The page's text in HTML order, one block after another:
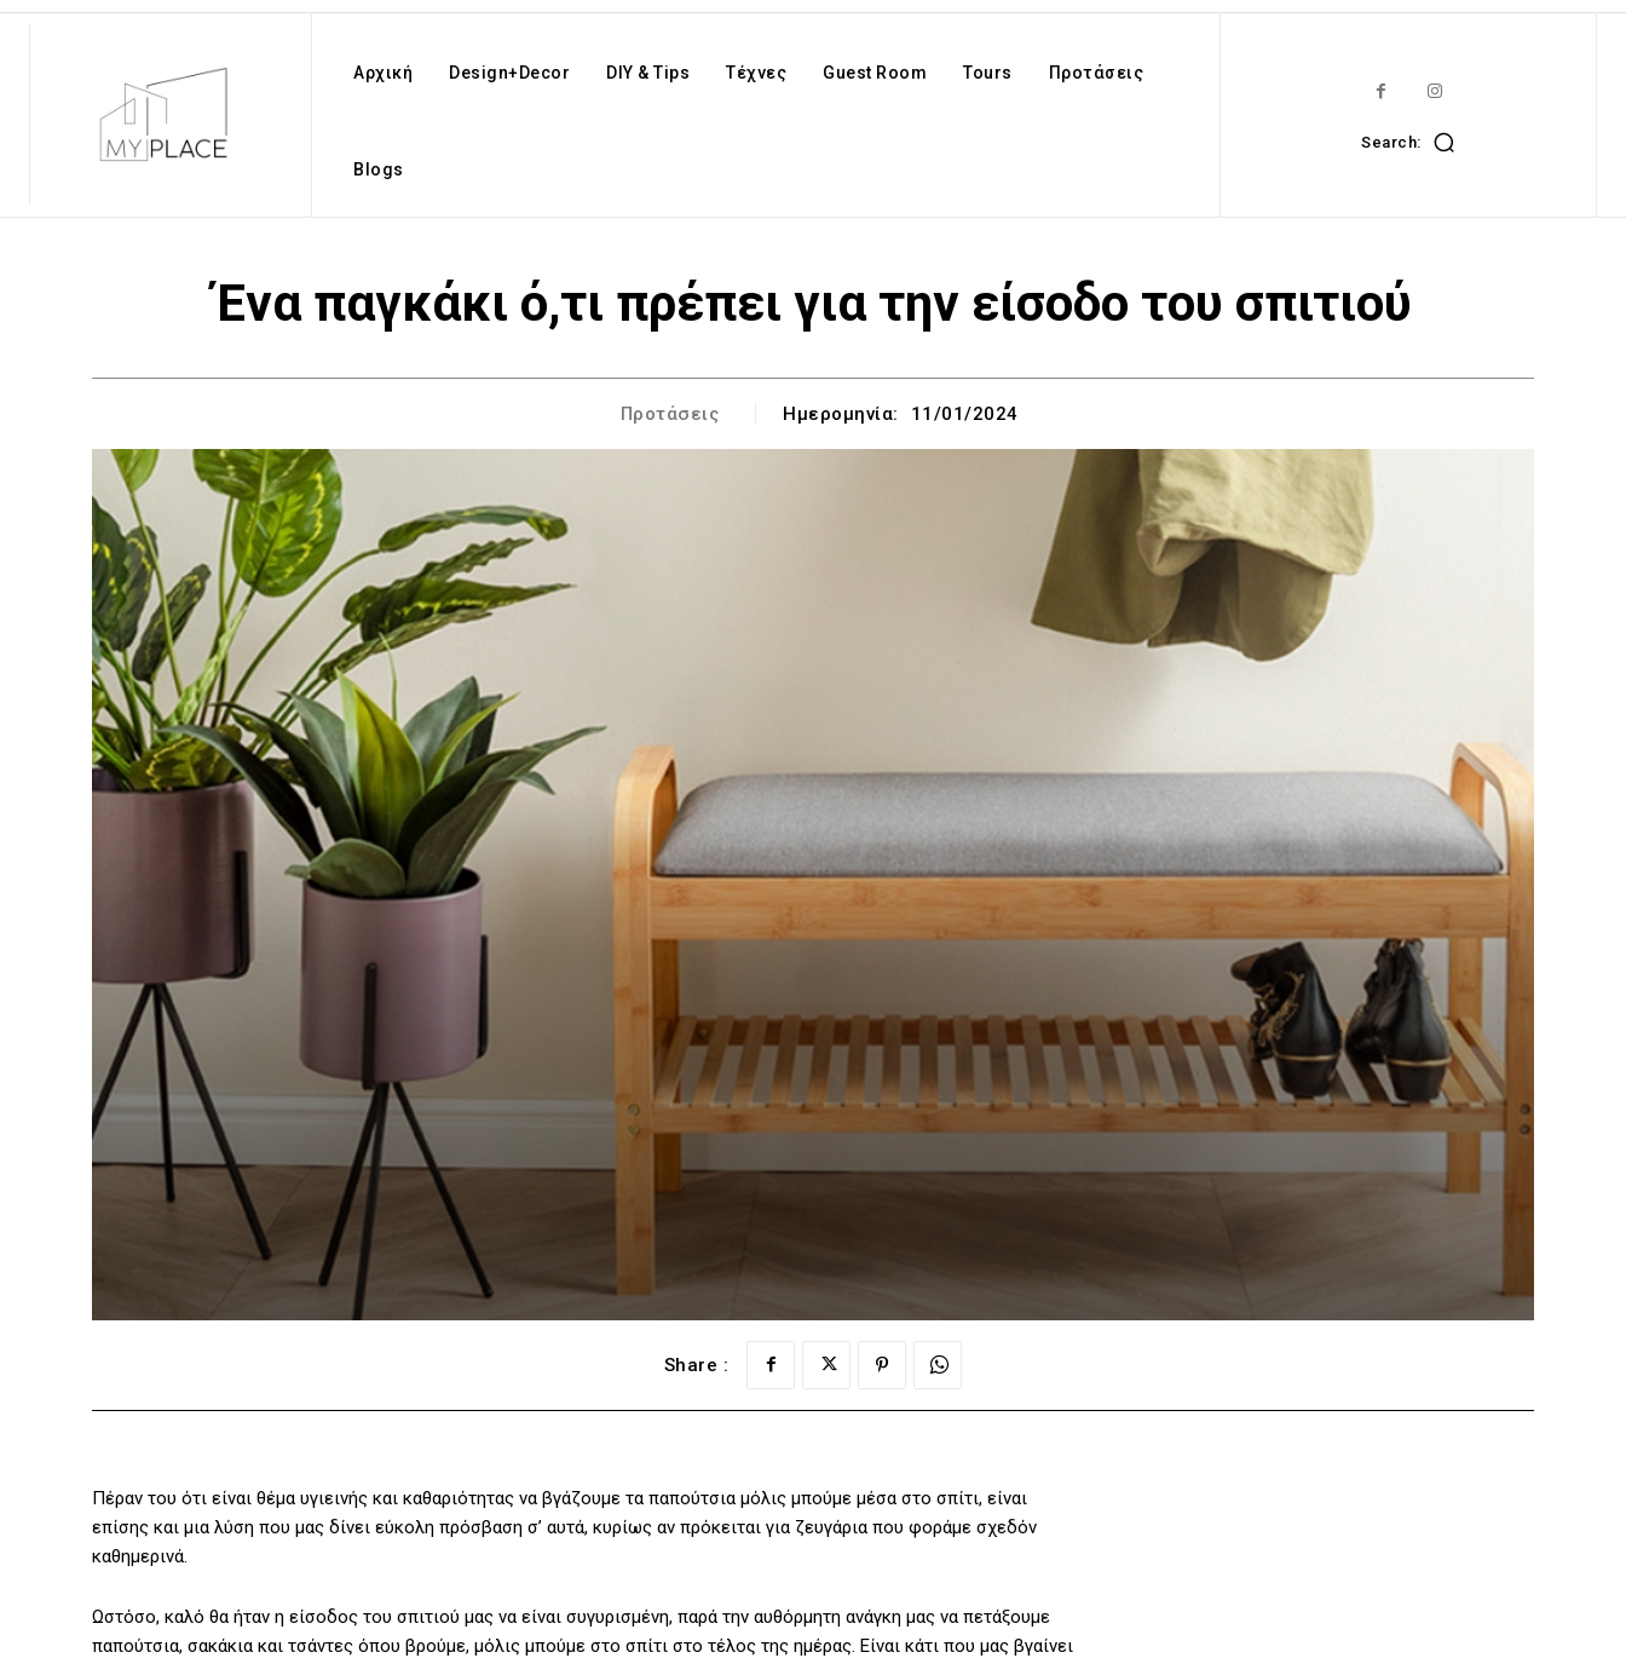
Αρχική Design+Decor DIY & Tips Τέχνες Guest Room Tours Προτάσεις
Blogs
Search:
Ένα παγκάκι ό,τι πρέπει για την είσοδο του σπιτιού
Προτάσεις Ημερομηνία: 11/01/2024
Share :
Πέραν του ότι είναι θέμα υγιεινής και καθαριότητας να βγάζουμε τα παπούτσια μόλις μπούμε μέσα στο σπίτι, είναι
επίσης και μια λύση που μας δίνει εύκολη πρόσβαση σ’ αυτά, κυρίως αν πρόκειται για ζευγάρια που φοράμε σχεδόν
καθημερινά.
Ωστόσο, καλό θα ήταν η είσοδος του σπιτιού μας να είναι συγυρισμένη, παρά την αυθόρμητη ανάγκη μας να πετάξουμε
παπούτσια, σακάκια και τσάντες όπου βρούμε, μόλις μπούμε στο σπίτι στο τέλος της ημέρας. Είναι κάτι που μας βγαίνει